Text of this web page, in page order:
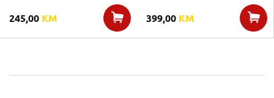
245,00 KM 399,00 KM